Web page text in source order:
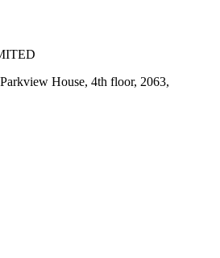
House, 4th floor, 2063,